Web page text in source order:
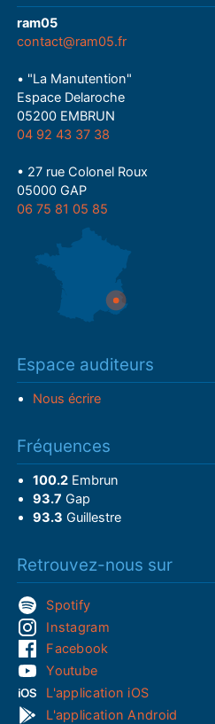
ram05
contact@ram05.fr
• "La Manutention"
Espace Delaroche
05200 EMBRUN
04 92 43 37 38
• 27 rue Colonel Roux
05000 GAP
06 75 81 05 85
Espace auditeurs
Nous écrire
Fréquences
100.2Embrun
93.7 Gap
93.3 Guillestre
Retrouvez-nous sur
Spotify
Instagram
Facebook
Youtube
L'application iOS
L'application Android